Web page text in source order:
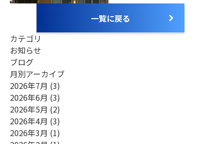
お電話でのお問合せ
0748-23-0667
一覧に戻る
カテゴリ
お知らせ
ブログ
月別アーカイブ
2026年7月 (3)
2026年6月 (3)
2026年5月 (2)
2026年4月 (3)
2026年3月 (1)